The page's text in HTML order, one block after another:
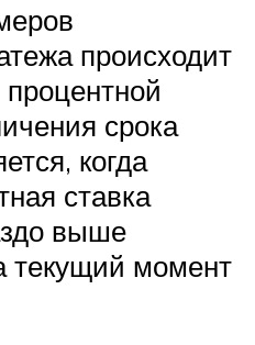
происходит
срока
когда
ставка
выше
текущий момент